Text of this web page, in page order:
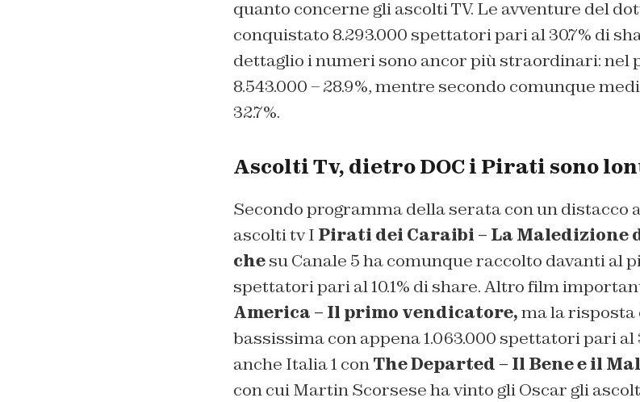
quanto concerne gli ascolti TV. Le avventure del
conquistato 8.293.000 spettatori pari al 30.7% di
dettaglio i numeri sono ancor più straordinari: nel
8.543.000 – 28.9%, mentre secondo comunque
32.7%.
Ascolti Tv, dietro DOC i Pirati sono
Secondo programma della serata con un distacco
ascolti tv I Pirati dei Caraibi – La Maledizione
chesu Canale 5ha comunque raccolto davanti al
spettatori pari al 10.1% di share. Altro film
America – Il primo vendicatore,ma la risposta
bassissima con appena 1.063.000 spettatori pari al
anche Italia 1 conThe Departed – Il Bene e il
con cui Martin Scorsese ha vinto gli Oscar gli